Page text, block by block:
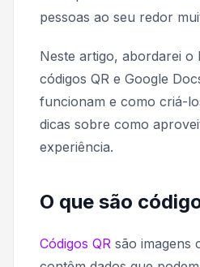
pessoas ao seu redor
Neste artigo, abordarei o
códigos QR e Google
funcionam e como criá-
dicas sobre como
experiência.
O que são
Códigos QR são imagens